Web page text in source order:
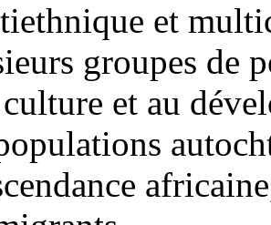
et
groupes de
et au